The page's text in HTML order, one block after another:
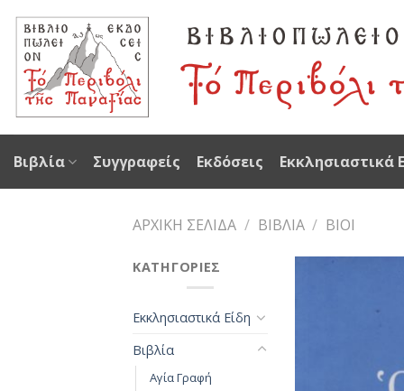
content
Βιβλία Συγγραφείς Εκδόσεις Εκκλησιαστικά
ΑΡΧΙΚΉ ΣΕΛΊΔΑ / ΒΙΒΛΊΑ / ΒΊΟΙ
ΚΑΤΗΓΟΡΊΕΣ
Εκκλησιαστικά Είδη
Βιβλία
Αγία Γραφή